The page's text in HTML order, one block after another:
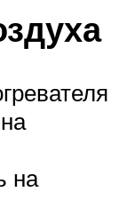
на